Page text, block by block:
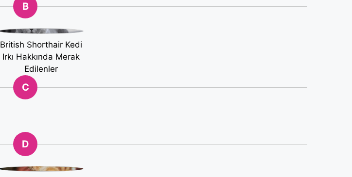
B
British Shorthair Kedi
Irkı Hakkında Merak
Edilenler
C
D